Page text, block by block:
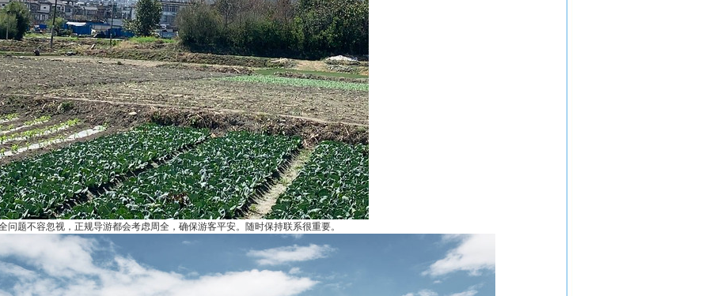
问题不容忽视，正规导游都会考虑周全，确保游客平安。随时保持联系很重要。